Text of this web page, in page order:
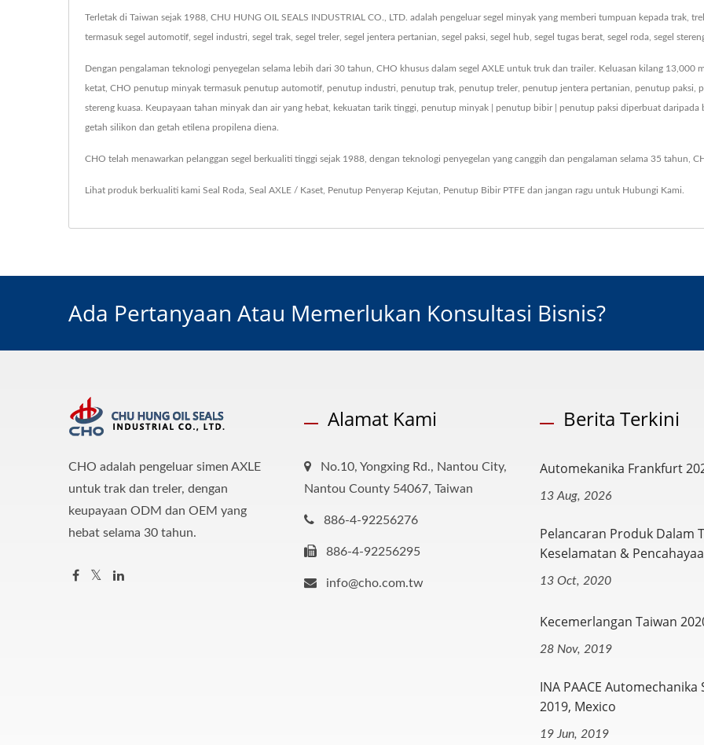
Terletak di Taiwan sejak 1988, CHU HUNG OIL SEALS INDUSTRIAL CO., LTD. adalah pengeluar segel minyak yang memberi tumpuan kepada trak,
termasuk segel automotif, segel industri, segel trak, segel treler, segel jentera pertanian, segel paksi, segel hub, segel tugas berat, segel roda, segel
Dengan pengalaman teknologi penyegelan selama lebih dari 30 tahun, CHO khusus dalam segel AXLE untuk truk dan trailer. Keluasan kilang
ketat, CHO penutup minyak termasuk penutup automotif, penutup industri, penutup trak, penutup treler, penutup jentera pertanian, penutup paksi,
stereng kuasa. Keupayaan tahan minyak dan air yang hebat, kekuatan tarik tinggi, penutup minyak | penutup bibir | penutup paksi diperbuat
getah silikon dan getah etilena propilena diena.
CHO telah menawarkan pelanggan segel berkualiti tinggi sejak 1988, dengan teknologi penyegelan yang canggih dan pengalaman selama 35 tahun,
Lihat produk berkualiti kami Seal Roda Seal AXLE / Kaset Penutup Penyerap Kejutan Penutup Bibir PTFE dan jangan ragu untuk Hubungi Kami
Ada Pertanyaan Atau Memerlukan Konsultasi Bisnis?
CHO adalah pengeluar simen AXLE
untuk trak dan treler, dengan
keupayaan ODM dan OEM yang
hebat selama 30 tahun.
Alamat Kami
No.10, Yongxing Rd., Nantou City,
Nantou County 54067, Taiwan
886-4-92256276
886-4-92256295
info@cho.com.tw
Berita Terkini
Automekanika Frankfurt
13 Aug, 2026
Pelancaran Produk Dalam
Keselamatan &
13 Oct, 2020
Kecemerlangan Taiwan
28 Nov, 2019
INA PAACE Automechanika
2019, Mexico
19 Jun, 2019